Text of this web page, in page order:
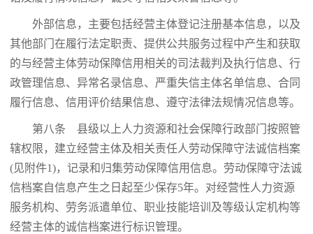
外部信息，主要包括经营主体登记注册基本信息，以及
其他部门在履行法定职责、提供公共服务过程中产生和获取
的与经营主体劳动保障信用相关的司法裁判及执行信息、行
政管理信息、异常名录信息、严重失信主体名单信息、合同
履行信息、信用评价结果信息、遵守法律法规情况信息等。
第八条 县级以上人力资源和社会保障行政部门按照管
辖权限，建立经营主体及相关责任人劳动保障守法诚信档案
(见附件1)，记录和归集劳动保障信用信息。劳动保障守法诚
信档案自信息产生之日起至少保存5年。对经营性人力资源
服务机构、劳务派遣单位、职业技能培训及等级认定机构等
经营主体的诚信档案进行标识管理。